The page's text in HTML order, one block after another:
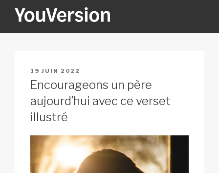
YOUVERSION
PUBLIÉ
LE
19 JUIN 2022
Encourageons un père
aujourd’hui avec ce verset
illustré